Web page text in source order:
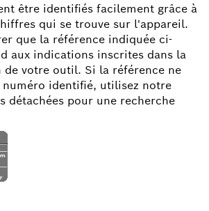
être identifiés facilement grâce à
qui se trouve sur l'appareil.
que la référence indiquée ci-
aux indications inscrites dans la
votre outil. Si la référence ne
numéro identifié, utilisez notre
détachées pour une recherche